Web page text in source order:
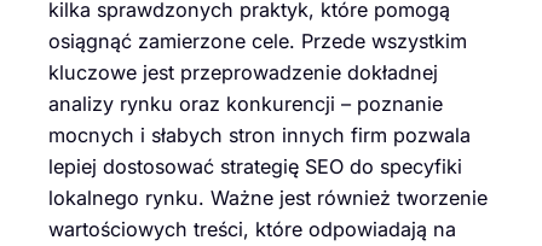
kilka sprawdzonych praktyk, które pomogą
osiągnąć zamierzone cele. Przede wszystkim
kluczowe jest przeprowadzenie dokładnej
analizy rynku oraz konkurencji – poznanie
mocnych i słabych stron innych firm pozwala
lepiej dostosować strategię SEO do specyfiki
lokalnego rynku. Ważne jest również tworzenie
wartościowych treści, które odpowiadają na